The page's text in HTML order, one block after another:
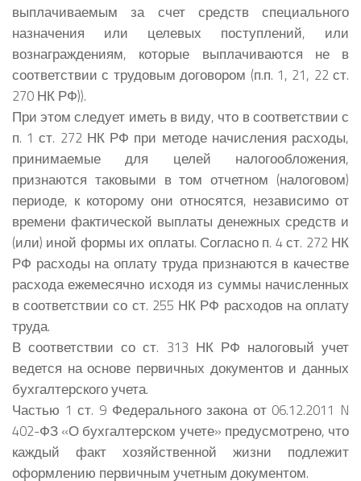
выплачиваемым за счет средств специального
назначения или целевых поступлений, или
вознаграждениям, которые выплачиваются не в
соответствии с трудовым договором (п.п. 1, 21, 22 ст.
270 НК РФ)).
При этом следует иметь в виду, что в соответствии с
п. 1 ст. 272 НК РФ при методе начисления расходы,
принимаемые для целей налогообложения,
признаются таковыми в том отчетном (налоговом)
периоде, к которому они относятся, независимо от
времени фактической выплаты денежных средств и
(или) иной формы их оплаты. Согласно п. 4 ст. 272 НК
РФ расходы на оплату труда признаются в качестве
расхода ежемесячно исходя из суммы начисленных
в соответствии со ст. 255 НК РФ расходов на оплату
труда.
В соответствии со ст. 313 НК РФ налоговый учет
ведется на основе первичных документов и данных
бухгалтерского учета.
Частью 1 ст. 9 Федерального закона от 06.12.2011 N
402-ФЗ «О бухгалтерском учете» предусмотрено, что
каждый факт хозяйственной жизни подлежит
оформлению первичным учетным документом.